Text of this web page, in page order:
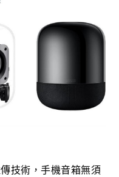
技術，手機音箱無須